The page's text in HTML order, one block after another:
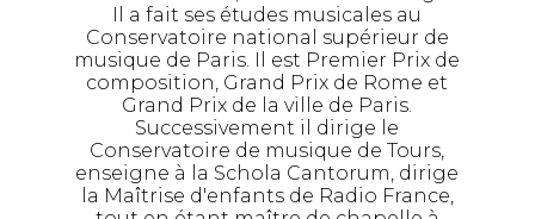
Il a fait ses études musicales au
Conservatoire national supérieur de
musique de Paris. Il est Premier Prix de
composition, Grand Prix de Rome et
Grand Prix de la ville de Paris.
Successivement il dirige le
Conservatoire de musique de Tours,
enseigne à la Schola Cantorum, dirige
la Maîtrise d'enfants de Radio France,